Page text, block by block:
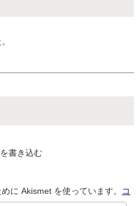
書き込む
に Akismet を使っています。
コ